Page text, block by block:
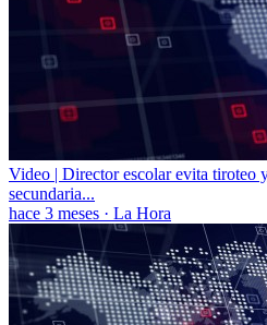
Video | Director escolar evita tiroteo
secundaria...
hace 3 meses · La Hora